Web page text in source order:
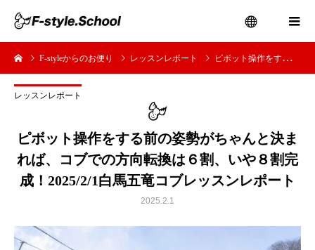
menu
F-styleからのお便り レッスンレポート ピボット操作をする前の姿勢がちゃんと決まれば、コブでの方向転換は６割、いや８割完成！2025/2/1白馬五竜コブレッスンレポート
レッスンレポート
ピボット操作をする前の姿勢がちゃんと決ま
れば、コブでの方向転換は６割、いや８割完
成！2025/2/1白馬五竜コブレッスンレポート
2025.2.1